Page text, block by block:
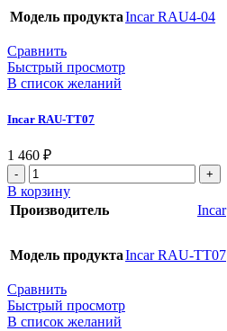
Модель продуктаIncar RAU4-04
Сравнить
Быстрый просмотр
В список желаний
Incar RAU-TT07
1 460 ₽
В корзину
Производитель
Incar
Модель продуктаIncar RAU-TT07
Сравнить
Быстрый просмотр
В список желаний